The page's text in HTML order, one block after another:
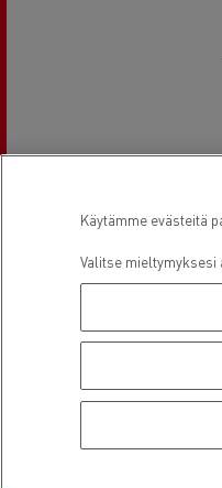
Käytämme evästeitä
Valitse mieltymyksesi